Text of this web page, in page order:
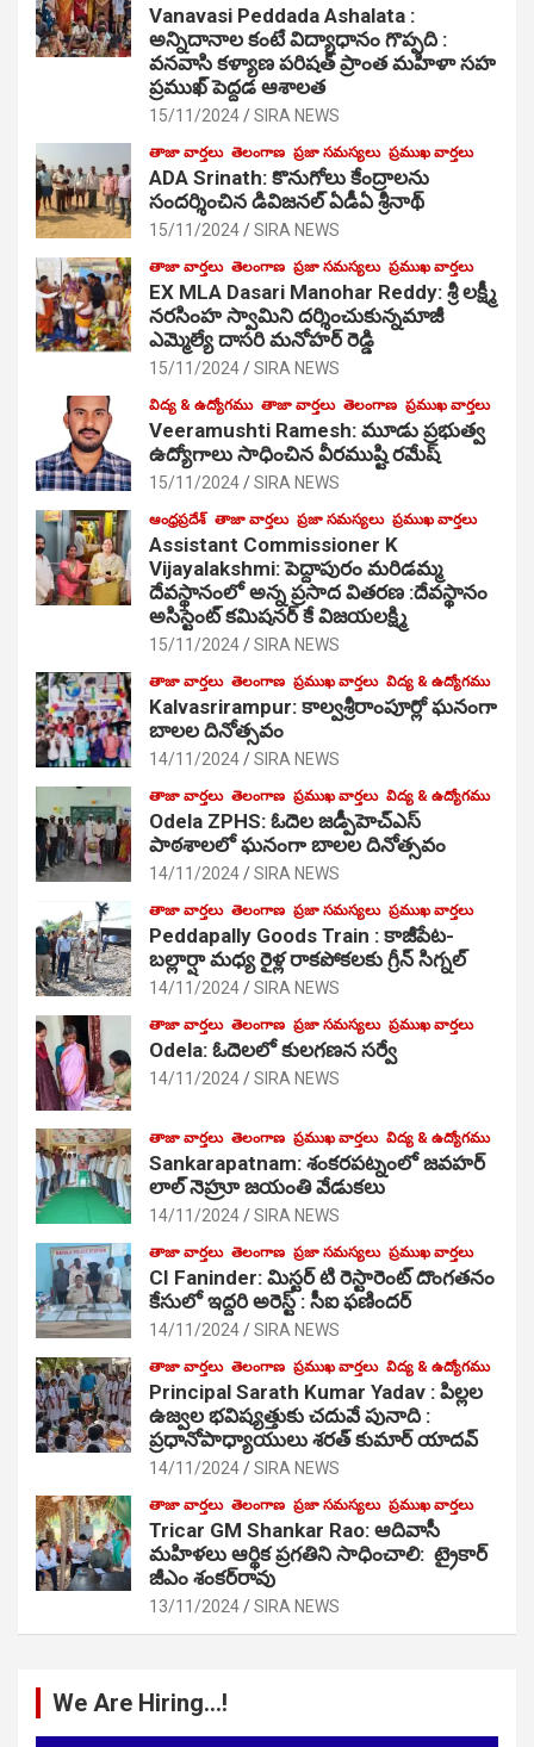
Vanavasi Peddada Ashalata :
అన్నిదానాల కంటే విద్యాధానం గొప్పది :
వనవాసి కళ్యాణ పరిషత్ ప్రాంత మహిళా సహ
ప్రముఖ్ పెద్దడ ఆశాలత
15/11/2024 SIRA NEWS
తాజా వార్తలు తెలంగాణ ప్రజా సమస్యలు ప్రముఖ వార్తలు
ADA Srinath: కొనుగోలు కేంద్రాల‌ను
సంద‌ర్శించిన డివిజనల్ ఏడీఏ శ్రీనాథ్
15/11/2024 SIRA NEWS
తాజా వార్తలు తెలంగాణ ప్రజా సమస్యలు ప్రముఖ వార్తలు
EX MLA Dasari Manohar Reddy: శ్రీ లక్ష్మీ
నరసింహ స్వామిని దర్శించుకున్నమాజీ
ఎమ్మెల్యే దాసరి మనోహర్ రెడ్డి
15/11/2024 SIRA NEWS
విద్య & ఉద్యోగము తాజా వార్తలు తెలంగాణ ప్రముఖ వార్తలు
Veeramushti Ramesh: మూడు ప్రభుత్వ
ఉద్యోగాలు సాధించిన వీరముష్టి రమేష్
15/11/2024 SIRA NEWS
ఆంధ్రప్రదేశ్ తాజా వార్తలు ప్రజా సమస్యలు ప్రముఖ వార్తలు
Assistant Commissioner K
Vijayalakshmi: పెద్దాపురం మరిడమ్మ
దేవస్థానంలో అన్న ప్రసాద వితరణ :దేవస్థానం
అసిస్టెంట్ కమిషనర్ కే విజయలక్ష్మి
15/11/2024 SIRA NEWS
తాజా వార్తలు తెలంగాణ ప్రముఖ వార్తలు విద్య & ఉద్యోగము
Kalvasrirampur: కాల్వశ్రీరాంపూర్లో ఘనంగా
బాలల దినోత్సవం
14/11/2024 SIRA NEWS
తాజా వార్తలు తెలంగాణ ప్రముఖ వార్తలు విద్య & ఉద్యోగము
Odela ZPHS: ఓదెల జ‌డ్పీహెచ్ఎస్
పాఠ‌శాల‌లో ఘనంగా బాలల దినోత్సవం
14/11/2024 SIRA NEWS
తాజా వార్తలు తెలంగాణ ప్రజా సమస్యలు ప్రముఖ వార్తలు
Peddapally Goods Train : కాజీపేట-
బల్లార్షా మధ్య రైళ్ల రాకపోకలకు గ్రీన్ సిగ్నల్
14/11/2024 SIRA NEWS
తాజా వార్తలు తెలంగాణ ప్రజా సమస్యలు ప్రముఖ వార్తలు
Odela: ఓదెలలో కులగణన సర్వే
14/11/2024 SIRA NEWS
తాజా వార్తలు తెలంగాణ ప్రముఖ వార్తలు విద్య & ఉద్యోగము
Sankarapatnam: శంకరపట్నంలో జవహర్
లాల్ నెహ్రూ జయంతి వేడుకలు
14/11/2024 SIRA NEWS
తాజా వార్తలు తెలంగాణ ప్రజా సమస్యలు ప్రముఖ వార్తలు
CI Faninder: మిస్టర్ టి రెస్టారెంట్ దొంగతనం
కేసులో ఇద్దరి అరెస్ట్ : సీఐ ఫణిందర్
14/11/2024 SIRA NEWS
తాజా వార్తలు తెలంగాణ ప్రముఖ వార్తలు విద్య & ఉద్యోగము
Principal Sarath Kumar Yadav : పిల్లల
ఉజ్వల భవిష్యత్తుకు చదువే పునాది :
ప్రధానోపాధ్యాయులు శరత్ కుమార్ యాదవ్
14/11/2024 SIRA NEWS
తాజా వార్తలు తెలంగాణ ప్రజా సమస్యలు ప్రముఖ వార్తలు
Tricar GM Shankar Rao: ఆదివాసీ
మహిళలు ఆర్థిక ప్రగతిని సాధించాలి: ట్రైకార్
జీఎం శంకర్‌రావు
13/11/2024 SIRA NEWS
We Are Hiring…!